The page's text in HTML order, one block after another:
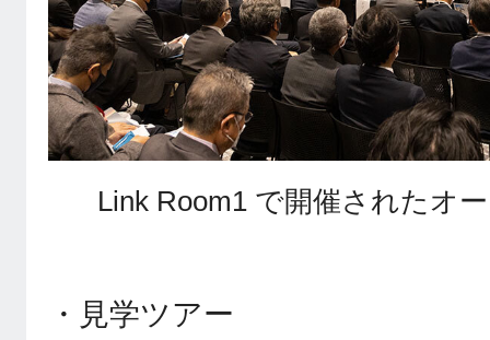
Link Room1 で開催されたオ
・見学ツアー